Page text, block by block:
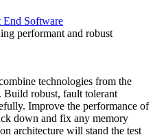
End Software
performant and robust
technologies from the
Build robust, fault tolerant
Improve the performance of
down and fix any memory
architecture will stand the test